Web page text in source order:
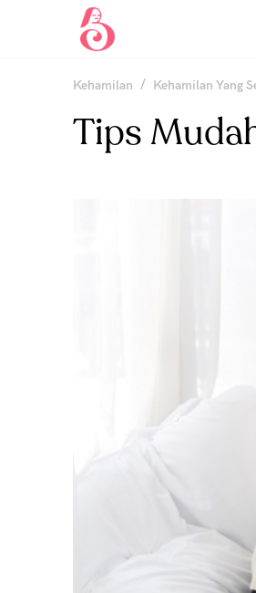
Kehamilan / Kehamilan Yang
Tips